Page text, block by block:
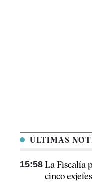
ÚLTIMAS
15:58 La Fiscalía
cinco